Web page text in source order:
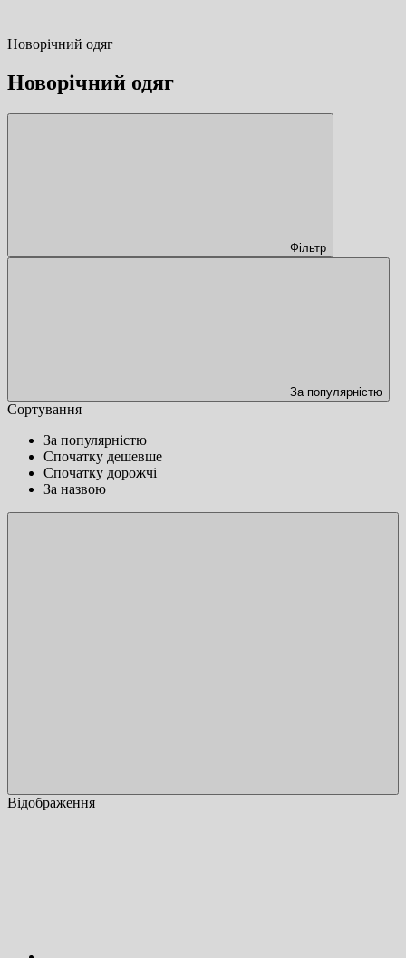
Новорічний одяг
Новорічний одяг
Фільтр
За популярністю
Сортування
За популярністю
Спочатку дешевше
Спочатку дорожчі
За назвою
Відображення